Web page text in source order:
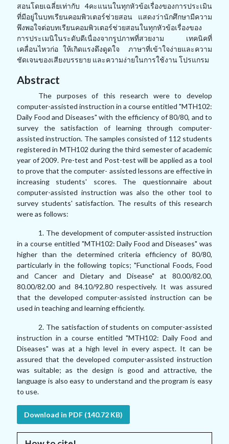
สอนโดยเฉลี่ยเท่ากับ 4คะแนนในทุกหัวข้อเรื่องของการประเมิน
ที่มีอยู่ในบทเรียนคอมพิวเตอร์ช่วยสอน แสดงว่านักศึกษามีความ
พึงพอใจต่อบทเรียนคอมพิวเตอร์ช่วยสอนในทุกหัวข้อเรื่องของ
การประเมนิในระดับดีเนื่องจากรูปภาพที่สวยงาม เทคนิคที่
เคลื่อนไหวก่อ ให้เกิดแรงดึงดูดใจ ภาษาที่เข้าใจง่ายและความ
ชัดเจนของเสียงบรรยาย และความง่ายในการใช้งาน โปรแกรม
Abstract
The purposes of this research were to develop
computer-assisted instruction in a course entitled "MTH102:
Daily Food and Diseases" with the efficiency of 80/80, and to
survey the satisfaction of learning through computer-
assisted instruction. The samples consisted of 112 students
registered in MTH102 during the third semester of academic
year of 2009. Pre-test and Post-test will be applied as a tool
to prove that the computer- assisted lessons are effective in
increasing students' scores. The questionnaire about
computer-assisted instruction was also the other tool to
survey students' satisfaction. The results of this research
were as follows:
1. The development of computer-assisted instruction
in a course entitled "MTH102: Daily Food and Diseases" was
higher than the determined criteria efficiency of 80/80,
particularly in the following topics; "Functional Foods, Food
and Cancer and Dietary and Disease" at 80.00/82.00,
80.00/82.00 and 84.10/92.80 respectively. It was assured
that the developed computer-assisted instruction can be
used in teaching and learning efficiently.
2. The satisfaction of students on computer-assisted
instruction in a course entitled "MTH102: Daily Food and
Diseases" was at a high level in every aspect. It can be
assured that the developed computer-assisted instruction
was suitable; as the design is good and attractive, the
language is also easy to understand and the program is easy
to use.
Download in PDF (140.72 KB)